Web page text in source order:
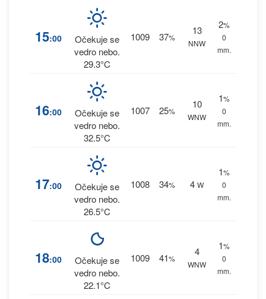
15:00
Očekuje se
vedro nebo.
29.3°C
1009 37%
13
NNW
2%
0
mm.
16:00
Očekuje se
vedro nebo.
32.5°C
1007 25%
10
WNW
1%
0
mm.
17:00
Očekuje se
vedro nebo.
26.5°C
1008 34% 4 W
1%
0
mm.
18:00
Očekuje se
vedro nebo.
22.1°C
1009 41%
4
WNW
1%
0
mm.